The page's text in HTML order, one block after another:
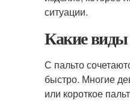
ситуации.
Какие виды
С пальто
быстро. Многие
или короткое